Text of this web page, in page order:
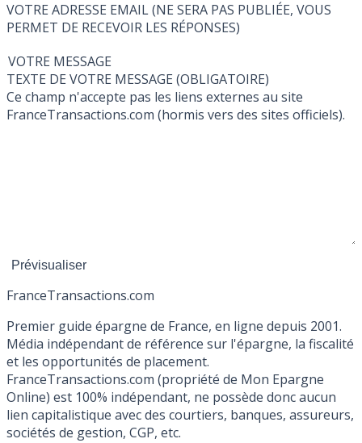
VOTRE ADRESSE EMAIL (NE SERA PAS PUBLIÉE, VOUS
PERMET DE RECEVOIR LES RÉPONSES)
VOTRE MESSAGE
TEXTE DE VOTRE MESSAGE (OBLIGATOIRE)
Ce champ n'accepte pas les liens externes au site
FranceTransactions.com (hormis vers des sites officiels).
FranceTransactions.com
Premier guide épargne de France, en ligne depuis 2001.
Média indépendant de référence sur l'épargne, la fiscalité
et les opportunités de placement.
FranceTransactions.com (propriété de Mon Epargne
Online) est 100% indépendant, ne possède donc aucun
lien capitalistique avec des courtiers, banques, assureurs,
sociétés de gestion, CGP, etc.